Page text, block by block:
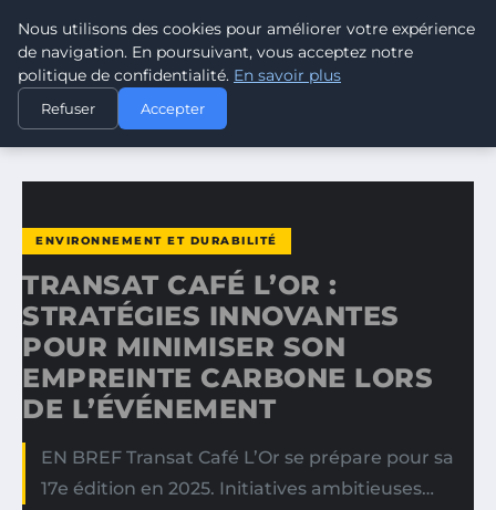
CLIMATE RESPONSE BLOG
ACCUEIL
ENVIRONNEMENT ET DURABILITÉ
TRANSAT CAFÉ L’OR : STRATÉGIES INNOVANTES POUR…
ENVIRONNEMENT ET DURABILITÉ
TRANSAT CAFÉ L’OR :
STRATÉGIES INNOVANTES
POUR MINIMISER SON
EMPREINTE CARBONE LORS
DE L’ÉVÉNEMENT
EN BREF Transat Café L’Or se prépare pour sa
17e édition en 2025. Initiatives ambitieuses…
Nous utilisons des cookies pour améliorer votre expérience
de navigation. En poursuivant, vous acceptez notre
politique de confidentialité. En savoir plus
Refuser Accepter